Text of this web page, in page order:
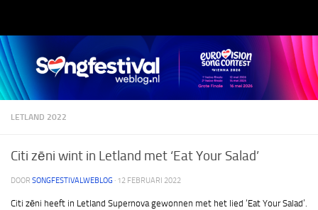
LETLAND 2022
Citi zēni wint in Letland met ‘Eat Your Salad’
DOOR SONGFESTIVALWEBLOG · 12 FEBRUARI 2022
Citi zēni heeft in Letland Supernova gewonnen met het lied ‘Eat Your Salad’.